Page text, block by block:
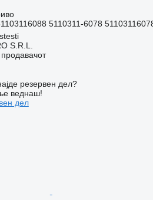
5110311-6078
S.R.L.
продавачот
резервен дел?
веднаш!
дел